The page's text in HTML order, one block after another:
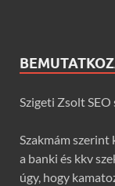
Szigeti Zsolt
Szakmám szerint
a banki és kkv
úgy, hogy